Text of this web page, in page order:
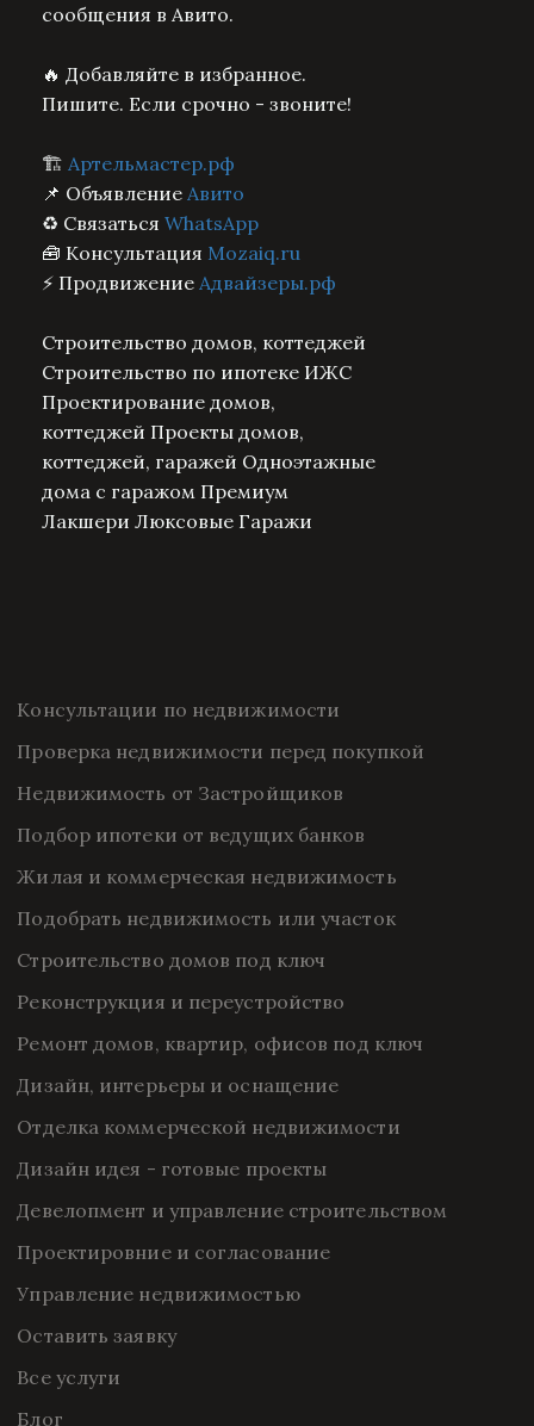
сообщения в Авито.
🔥 Добавляйте в избранное.
Пишите. Если срочно - звоните!
🏗️ Артельмастер.рф
📌 Объявление Авито
♻️ Связаться WhatsApp
🧰 Консультация Mozaiq.ru
⚡ Продвижение Адвайзеры.рф
Строительство домов, коттеджей
Строительство по ипотеке ИЖС
Проектирование домов,
коттеджей Проекты домов,
коттеджей, гаражей Одноэтажные
дома с гаражом Премиум
Лакшери Люксовые Гаражи
Консультации по недвижимости
Проверка недвижимости перед покупкой
Недвижимость от Застройщиков
Подбор ипотеки от ведущих банков
Жилая и коммерческая недвижимость
Подобрать недвижимость или участок
Строительство домов под ключ
Реконструкция и переустройство
Ремонт домов, квартир, офисов под ключ
Дизайн, интерьеры и оснащение
Отделка коммерческой недвижимости
Дизайн идея - готовые проекты
Девелопмент и управление строительством
Проектировние и согласование
Управление недвижимостью
Оставить заявку
Все услуги
Блог